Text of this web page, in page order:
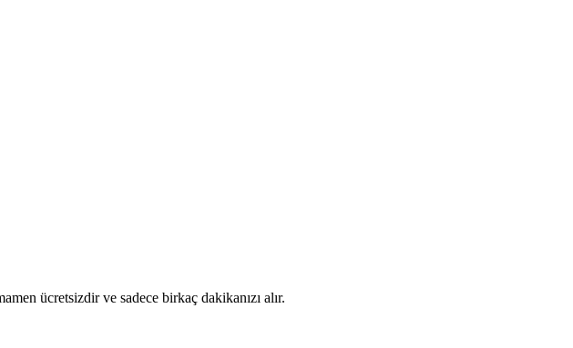
ücretsizdir ve sadece birkaç dakikanızı alır.